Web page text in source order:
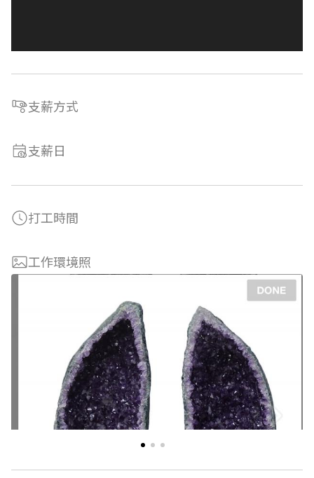
支薪方式
支薪日
打工時間
工作環境照